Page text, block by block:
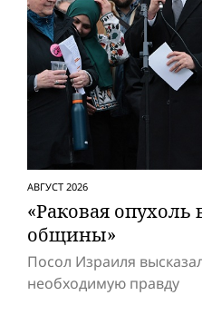
АВГУСТ 2026
«Раковая
общины»
Посол Израиля
необходимую правду